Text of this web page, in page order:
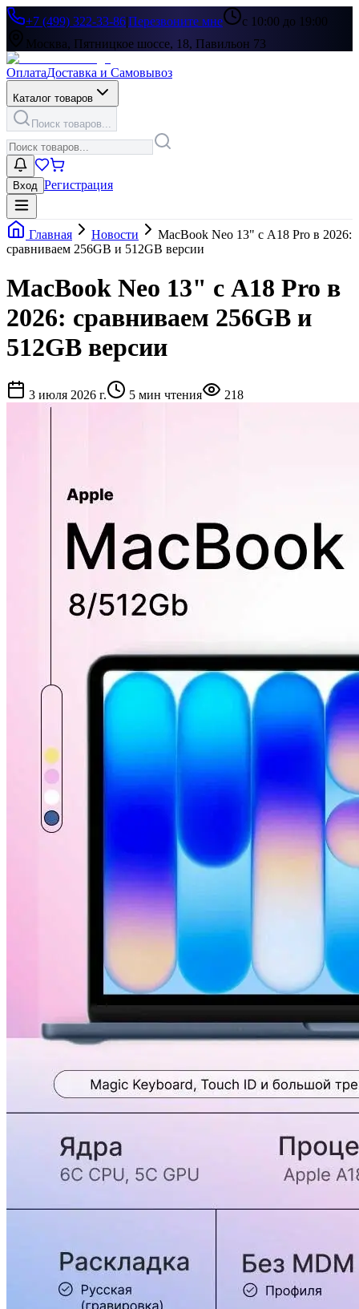
+7 (499) 322-33-86|Перезвоните мне
с 10:00 до 19:00
Москва, Пятницкое шоссе, 18, Павильон 73
ОплатаДоставка и Самовывоз
Каталог товаров
Поиск товаров...
Вход Регистрация
Главная Новости
MacBook Neo 13" с A18 Pro в 2026:
сравниваем 256GB и 512GB версии
MacBook Neo 13" с A18 Pro в
2026: сравниваем 256GB и
512GB версии
3 июля 2026 г. 5 мин чтения 218